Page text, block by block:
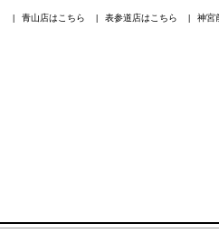
青山店はこちら 表参道店はこちら 神宮